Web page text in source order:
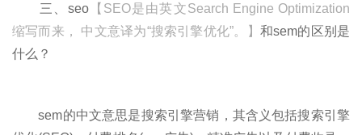
三、seo【SEO是由英文Search Engine Optimization
缩写而来， 中文意译为“搜索引擎优化”。】 和sem的区别是
什么？
sem的中文意思是搜索引擎营销，其含义包括搜索引擎